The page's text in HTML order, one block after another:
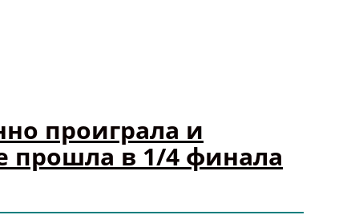
проиграла и
прошла в 1/4 финала